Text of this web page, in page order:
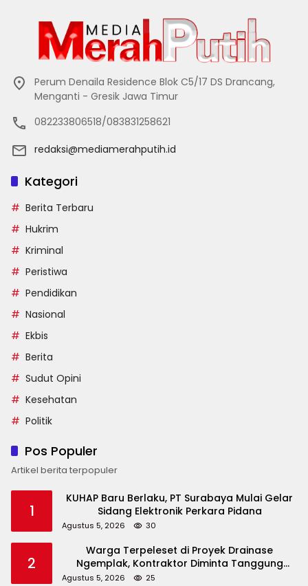
Perum Denaila Residence Blok C5/17 DS Drancang,
Menganti - Gresik Jawa Timur
082233806518/083831258621
redaksi@mediamerahputih.id
Kategori
Berita Terbaru
Hukrim
Kriminal
Peristiwa
Pendidikan
Nasional
Ekbis
Berita
Sudut Opini
Kesehatan
Politik
Pos Populer
Artikel berita terpopuler
1
KUHAP Baru Berlaku, PT Surabaya Mulai Gelar
Sidang Elektronik Perkara Pidana
Agustus 5, 2026 30
2
Warga Terpeleset di Proyek Drainase
Ngemplak, Kontraktor Diminta Tanggung
Biaya Korban
Agustus 5, 2026 25